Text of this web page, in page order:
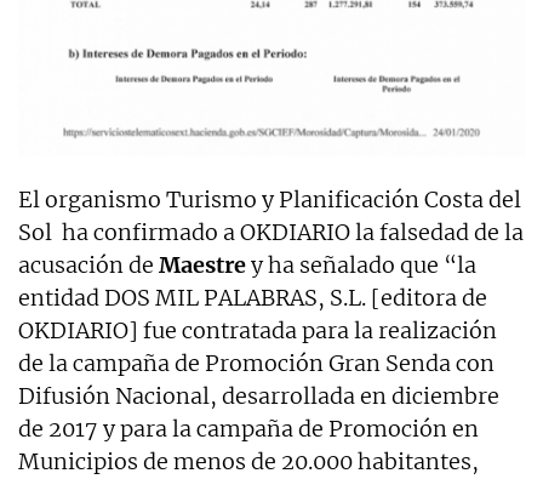
El organismo Turismo y Planificación Costa del
Sol ha confirmado a OKDIARIO la falsedad de la
acusación de Maestrey ha señalado que “la
entidad DOS MIL PALABRAS, S.L. [editora de
OKDIARIO] fue contratada para la realización
de la campaña de Promoción Gran Senda con
Difusión Nacional, desarrollada en diciembre
de 2017 y para la campaña de Promoción en
Municipios de menos de 20.000 habitantes,